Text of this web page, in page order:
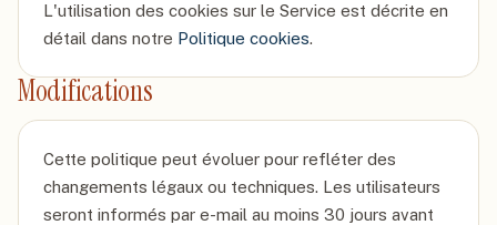
L'utilisation des cookies sur le Service est décrite en
détail dans notre Politique cookies.
Modifications
Cette politique peut évoluer pour refléter des
changements légaux ou techniques. Les utilisateurs
seront informés par e-mail au moins 30 jours avant